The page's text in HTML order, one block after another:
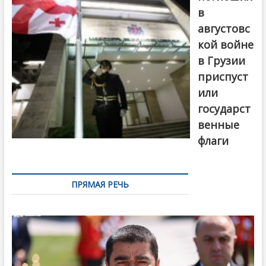
в
августовс
кой войне
в Грузии
приспуст
или
государст
венные
флаги
ПРЯМАЯ РЕЧЬ